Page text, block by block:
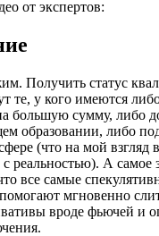
от экспертов:
Получить статус
те, у кого имеются
большую сумму, либо
образовании, либо
(что на мой взгляд
реальностью). А самое
все самые
мгновенно
вроде фьючей и